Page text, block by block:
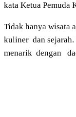
kata Ketua Pemuda
Tidak hanya wisata
kuliner dan
menarik dengan